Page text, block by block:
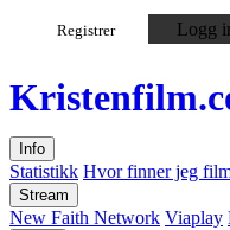
Registrer Logg
Kristenfilm
Info
Statistikk Hvor finner jeg
Stream
New Faith Network Viaplay